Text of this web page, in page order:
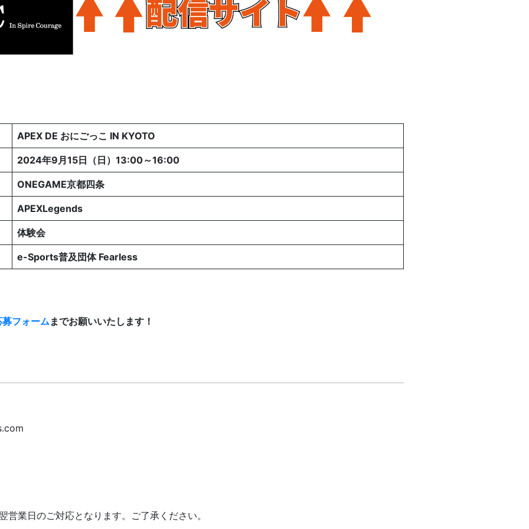
APEX DE おにごっこ IN KYOTO
2024年9月15日（日）13:00～16:00
ONEGAME京都四条
APEXLegends
体験会
e-Sports普及団体 Fearless
募フォームまでお願いいたします！
業日のご対応となります。ご了承ください。